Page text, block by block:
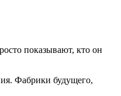
показывают, кто он
Фабрики будущего,